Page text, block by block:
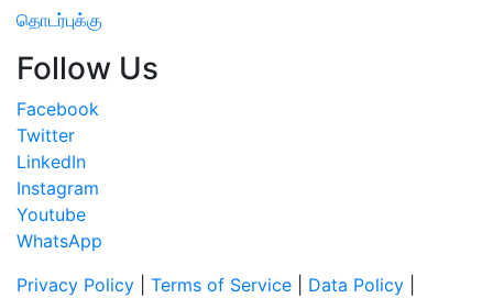
தொடர்புக்கு
Follow Us
Facebook
Twitter
LinkedIn
Instagram
Youtube
WhatsApp
Privacy Policy
Terms of Service Data Policy